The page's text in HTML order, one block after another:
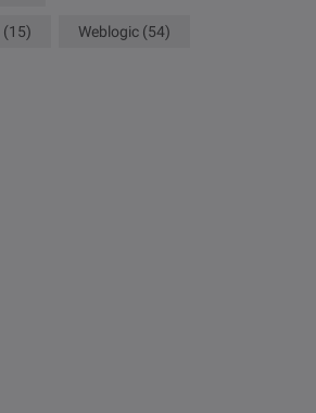
(15) Weblogic (54)